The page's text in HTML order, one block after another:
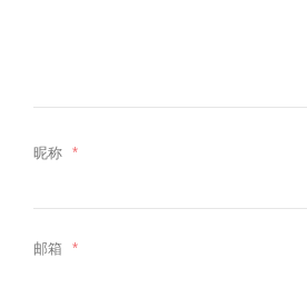
昵称 *
邮箱 *